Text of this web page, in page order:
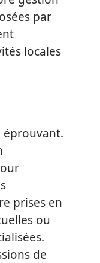
par
locales
éprouvant.
prises en
ou
de